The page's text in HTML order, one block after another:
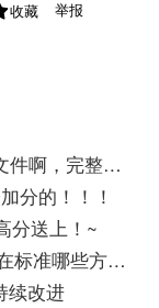
收藏 举报
请问哪位高手给个ISO9001-2008体系文件啊，完整版的
分的！！！
分送上！~
2015版Iso9001标准不提预防措施，但在标准哪些方面表述了预防管理的要求?
续改进